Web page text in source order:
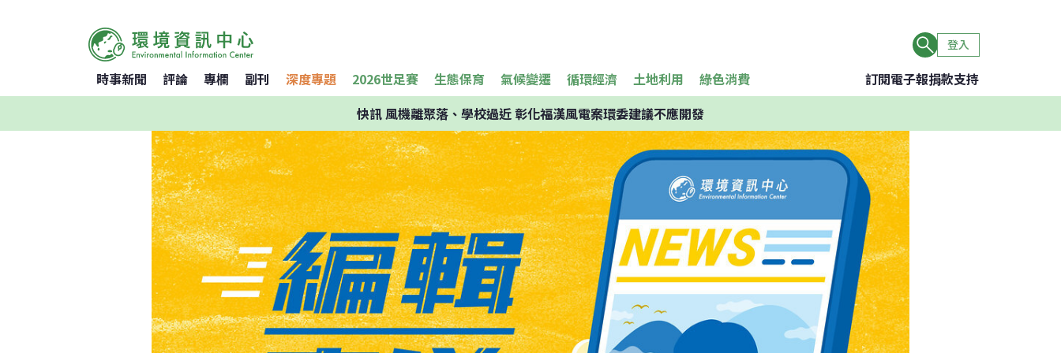
登入
時事新聞 評論 專欄 副刊 深度專題 2026世足賽 生態保育 氣候變遷 循環經濟 土地利用 綠色消費 訂閱電子報捐款支持
快訊風機離聚落、學校過近 彰化福漢風電案環委建議不應開發